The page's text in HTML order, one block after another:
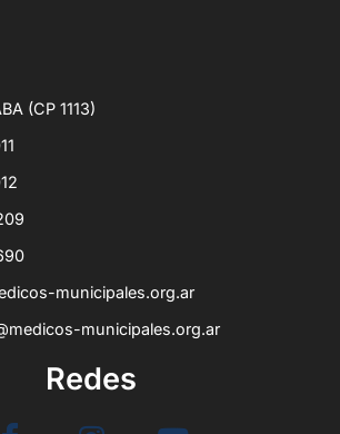
(CP 1113)
municipales.org.ar
municipales.org.ar
Redes